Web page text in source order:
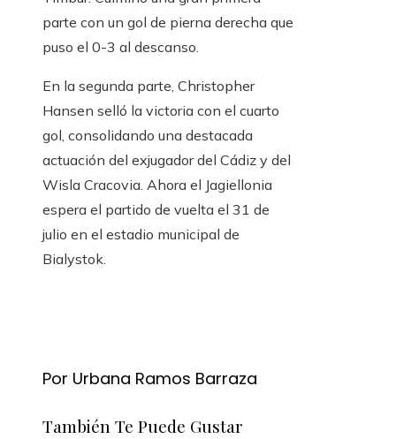
parte con un gol de pierna derecha que
puso el 0-3 al descanso.
En la segunda parte, Christopher
Hansen selló la victoria con el cuarto
gol, consolidando una destacada
actuación del exjugador del Cádiz y del
Wisla Cracovia. Ahora el Jagiellonia
espera el partido de vuelta el 31 de
julio en el estadio municipal de
Bialystok.
Por Urbana Ramos Barraza
También Te Puede Gustar